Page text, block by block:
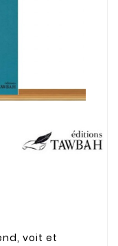
voit et